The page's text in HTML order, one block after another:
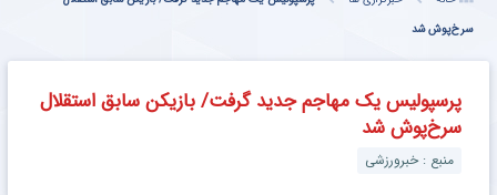
صاف
میکنه
که انگار
کردی!
(تخفیف
ویژه)
جلبک
با یک
مراجعه
فروخته
شد
فروشش
دست نده!
بفروشی
بدون
چند
سرخ‌پوش شد
پرسپولیس یک مهاجم جدید گرفت/ بازیکن سابق استقلال
سرخ‌پوش شد
منبع : خبرورزشی